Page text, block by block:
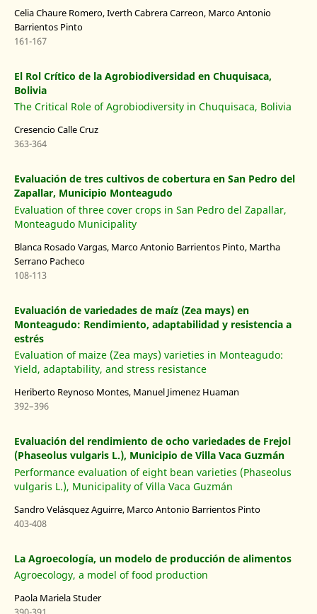
Celia Chaure Romero, Iverth Cabrera Carreon, Marco Antonio
Barrientos Pinto
161-167
El Rol Crítico de la Agrobiodiversidad en Chuquisaca,
Bolivia
The Critical Role of Agrobiodiversity in Chuquisaca, Bolivia
Cresencio Calle Cruz
363-364
Evaluación de tres cultivos de cobertura en San Pedro del
Zapallar, Municipio Monteagudo
Evaluation of three cover crops in San Pedro del Zapallar,
Monteagudo Municipality
Blanca Rosado Vargas, Marco Antonio Barrientos Pinto, Martha
Serrano Pacheco
108-113
Evaluación de variedades de maíz (Zea mays) en
Monteagudo: Rendimiento, adaptabilidad y resistencia a
estrés
Evaluation of maize (Zea mays) varieties in Monteagudo:
Yield, adaptability, and stress resistance
Heriberto Reynoso Montes, Manuel Jimenez Huaman
392–396
Evaluación del rendimiento de ocho variedades de Frejol
(Phaseolus vulgaris L.), Municipio de Villa Vaca Guzmán
Performance evaluation of eight bean varieties (Phaseolus
vulgaris L.), Municipality of Villa Vaca Guzmán
Sandro Velásquez Aguirre, Marco Antonio Barrientos Pinto
403-408
La Agroecología, un modelo de producción de alimentos
Agroecology, a model of food production
Paola Mariela Studer